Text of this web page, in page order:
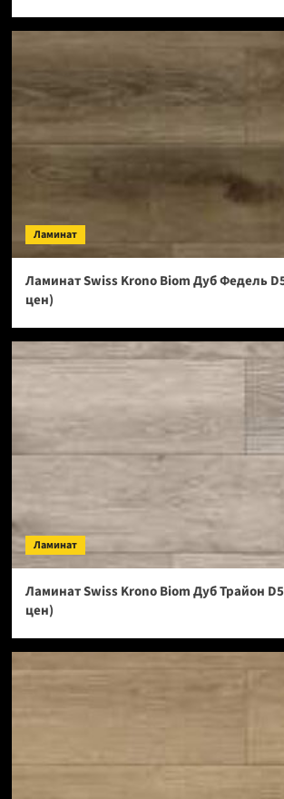
Ламинат
Ламинат Swiss Krono Biom Дуб Федель
цен)
Ламинат
Ламинат Swiss Krono Biom Дуб Трайон
цен)